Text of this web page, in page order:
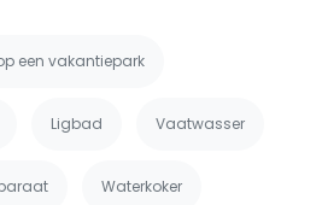
een vakantiepark
Ligbad Vaatwasser
Waterkoker